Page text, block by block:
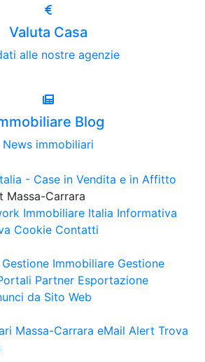
Valuta Casa
alle nostre agenzie
Blog
News immobiliari
Massa-Carrara
Immobiliare Italia Informativa
Cookie Contatti
Gestione Immobiliare Gestione
Partner Esportazione
da Sito Web
Massa-Carrara eMail Alert Trova